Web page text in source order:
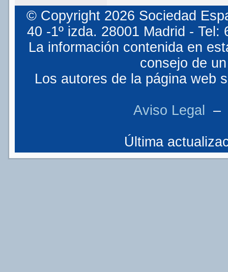
© Copyright 2026 Sociedad
40 -1º izda. 28001 Madrid -
La información contenida en
consejo de
Los autores de la página web
Aviso Legal
Última